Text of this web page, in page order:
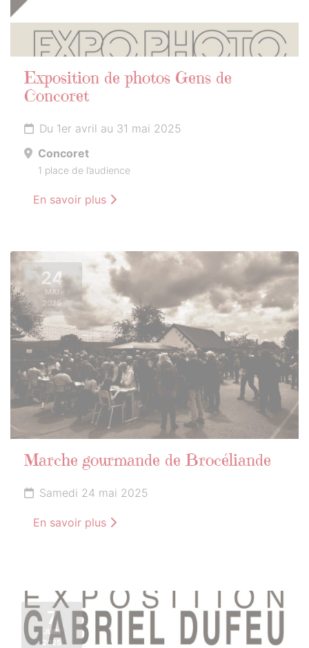
Exposition de photos Gens de
Concoret
Du 1er avril au 31 mai 2025
Concoret
1 place de l’audience
En savoir plus
24
MAI
2025
Marche gourmande de Brocéliande
Samedi 24 mai 2025
En savoir plus
7
JUIN
2025